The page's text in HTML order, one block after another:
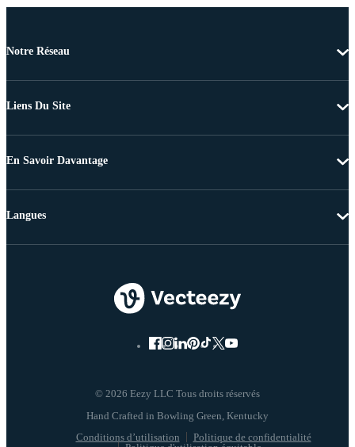
Notre Réseau
Liens Du Site
En Savoir Davantage
© 2026 Eezy LLC Tous droits réservés
Conditions d’utilisation
Politique de confidentialité
Langues